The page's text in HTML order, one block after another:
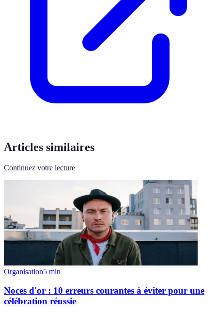
Articles similaires
Continuez votre lecture
Organisation5 min
Noces d'or : 10 erreurs courantes à éviter pour une
célébration réussie